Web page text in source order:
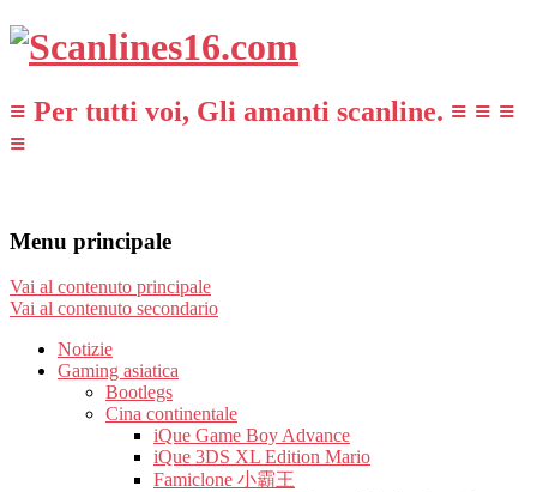
≡ Per tutti voi, Gli amanti scanline. ≡ ≡ ≡
≡
Menu principale
Vai al contenuto principale
Vai al contenuto secondario
Notizie
Gaming asiatica
Bootlegs
Cina continentale
iQue Game Boy Advance
iQue 3DS XL Edition Mario
Famiclone 小霸王